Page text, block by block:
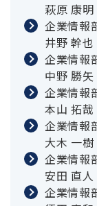
萩原 康明
企業情報
井野 幹也
企業情報
中野 勝矢
企業情報
本山 拓哉
企業情報
大木 一樹
企業情報
安田 直人
企業情報